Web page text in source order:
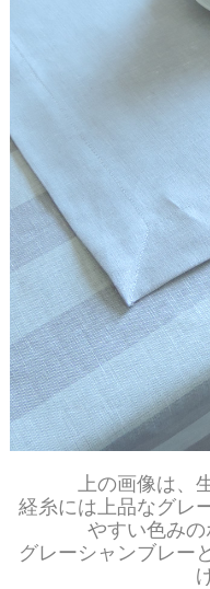
上の画像は、
経糸には上品なグレ
やすい色み
グレーシャンブレー